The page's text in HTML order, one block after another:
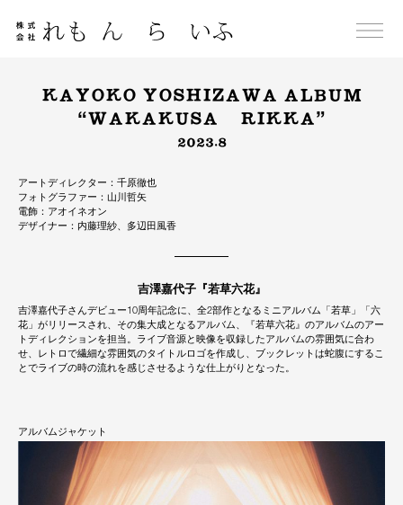
content
KAYOKO YOSHIZAWA ALBUM
“WAKAKUSA RIKKA”
2023.8
アートディレクター：千原徹也
フォトグラファー：山川哲矢
電飾：アオイネオン
デザイナー：内藤理紗、多辺田風香
吉澤嘉代子『若草六花』
吉澤嘉代子さんデビュー10周年記念に、全2部作となるミニアルバム「若草」「六
花」がリリースされ、その集大成となるアルバム、『若草六花』のアルバムのアー
トディレクションを担当。ライブ音源と映像を収録したアルバムの雰囲気に合わ
せ、レトロで繊細な雰囲気のタイトルロゴを作成し、ブックレットは蛇腹にするこ
とでライブの時の流れを感じさせるような仕上がりとなった。
アルバムジャケット